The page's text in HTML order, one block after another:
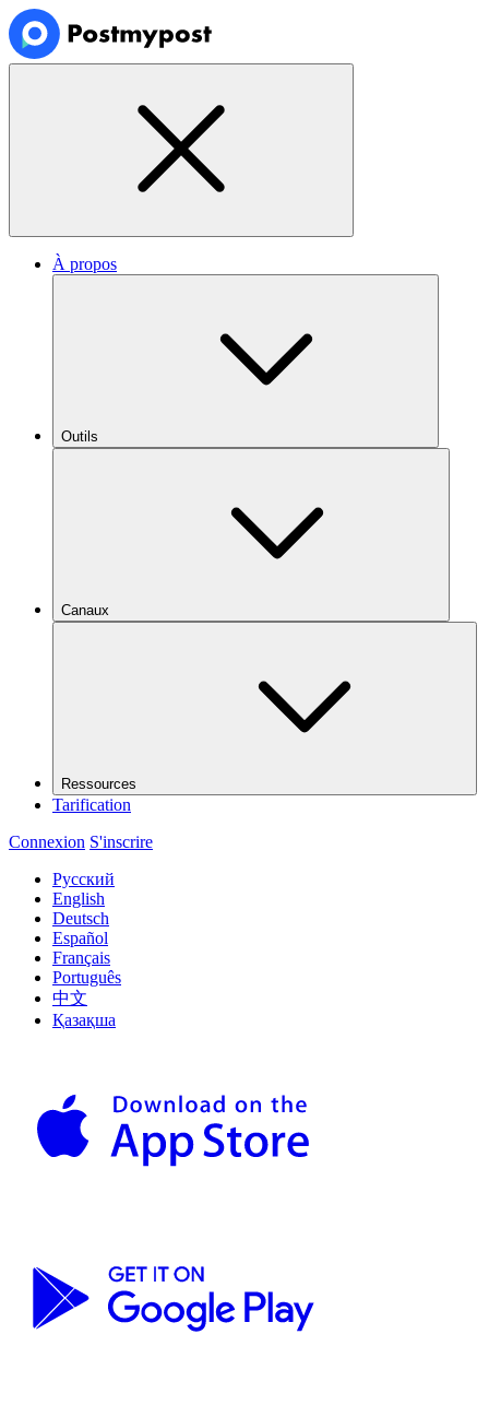
À propos
Outils
Canaux
Ressources
Tarification
Connexion S'inscrire
Русский
English
Deutsch
Español
Français
Português
中文
Қазақша